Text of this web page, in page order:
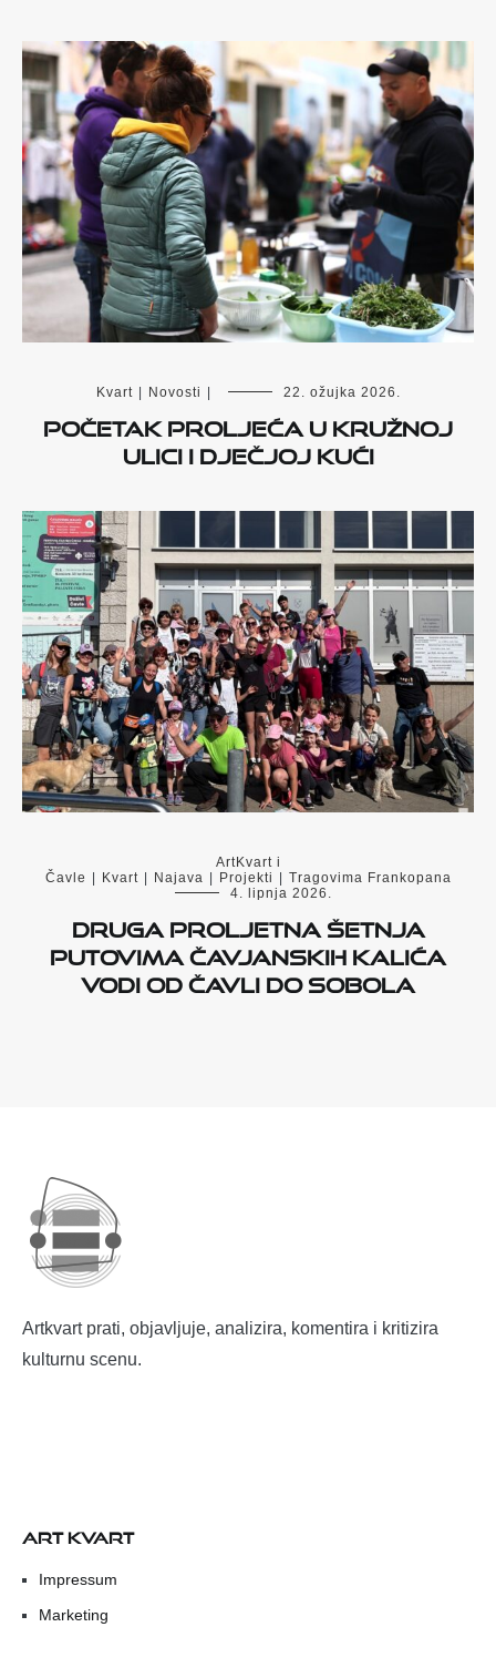
Kvart | Novosti | 22. ožujka 2026.
Početak proljeća u Kružnoj
ulici i Dječjoj kući
ArtKvart i
Čavle | Kvart | Najava | Projekti | Tragovima Frankopana
4. lipnja 2026.
Druga proljetna šetnja
Putovima čavjanskih kalića
vodi od Čavli do Sobola
Artkvart prati, objavljuje, analizira, komentira i kritizira
kulturnu scenu.
ART KVART
Impressum
Marketing